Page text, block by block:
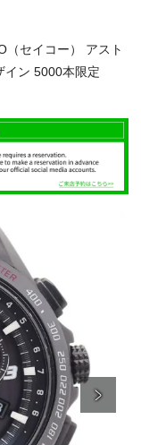
（セイコー） アスト
イン 5000本限定